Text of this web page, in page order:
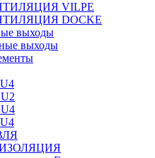
VILPE
DOCKE
выходы
выходы